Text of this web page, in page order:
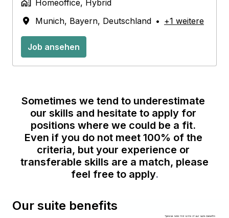
Homeoffice, Hybrid
Munich, Bayern, Deutschland • +1 weitere
Job ansehen
Sometimes we tend to underestimate
our skills and hesitate to apply for
positions where we could be a fit.
Even if you do not meet 100% of the
criteria, but your experience or
transferable skills are a match, please
feel free to apply.
Our suite benefits